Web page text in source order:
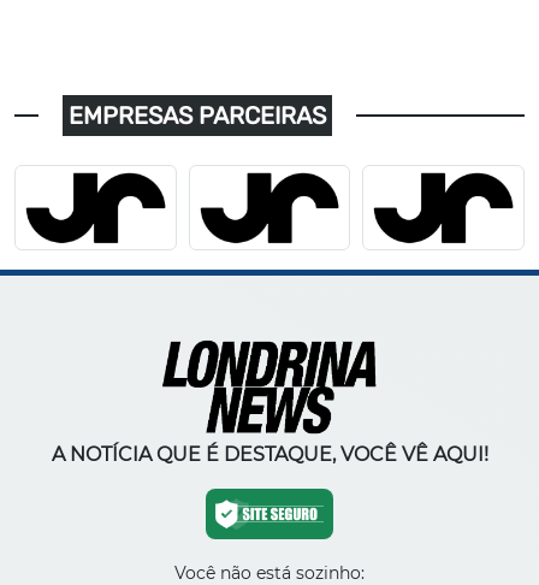
EMPRESAS PARCEIRAS
A NOTÍCIA QUE É DESTAQUE, VOCÊ VÊ AQUI!
Você não está sozinho: